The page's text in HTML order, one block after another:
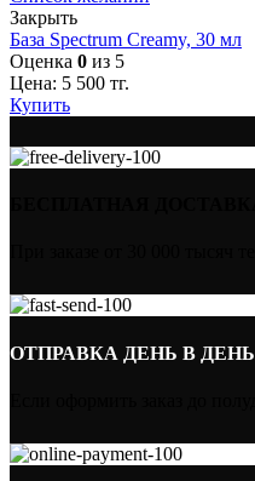
Закрыть
База Spectrum Creamy, 30 мл
Оценка 0 из 5
Цена: 5 500 тг.
Купить
ОТПРАВКА ДЕНЬ В ДЕНЬ